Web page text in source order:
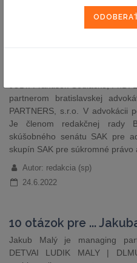
partnerom bratislavskej
PARTNERS, s.r.o. V advokácii
Je členom redakčnej rady
skúšobného senátu SAK pre
skupín SAK pre súkromné právo
Autor: redakcia (sp)
24.6.2022
10 otázok pre ...
Jakub Malý je managing
DETVAI LUDIK MALY |